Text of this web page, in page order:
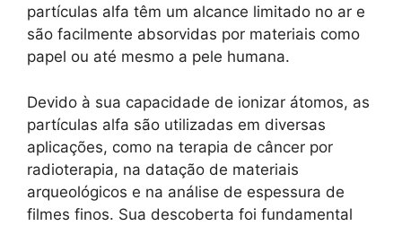
partículas alfa têm um alcance limitado no ar e
são facilmente absorvidas por materiais como
papel ou até mesmo a pele humana.
Devido à sua capacidade de ionizar átomos, as
partículas alfa são utilizadas em diversas
aplicações, como na terapia de câncer por
radioterapia, na datação de materiais
arqueológicos e na análise de espessura de
filmes finos. Sua descoberta foi fundamental